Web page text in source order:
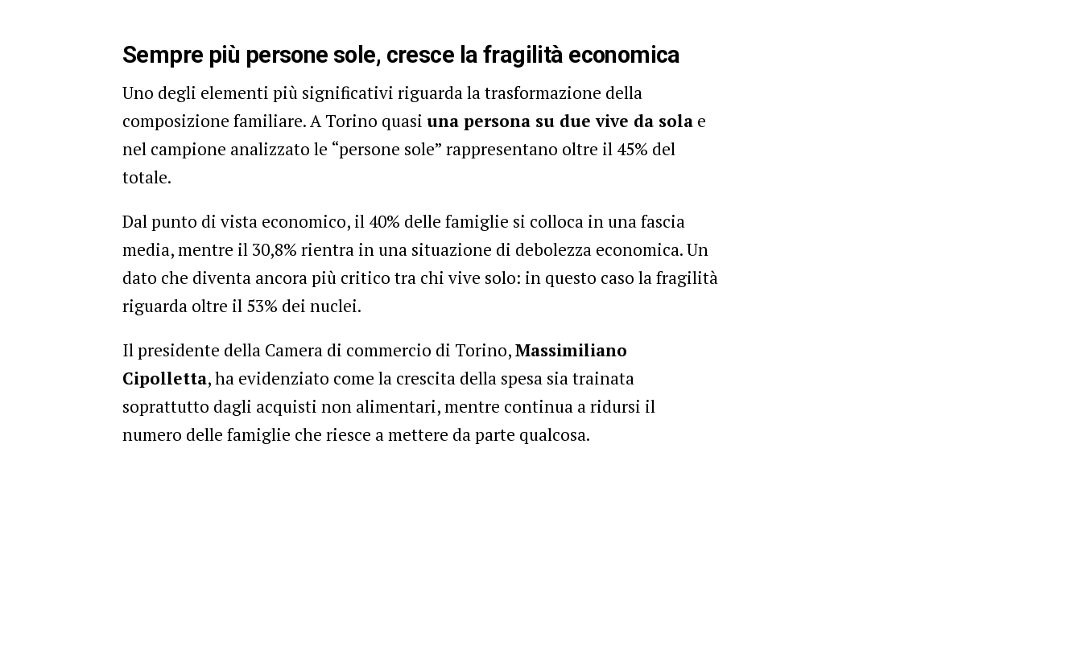
Sempre più persone sole, cresce la fragilità economica
Uno degli elementi più significativi riguarda la trasformazione della
composizione familiare. A Torino quasi una persona su due vive da sola e
nel campione analizzato le “persone sole” rappresentano oltre il 45% del
totale.
Dal punto di vista economico, il 40% delle famiglie si colloca in una fascia
media, mentre il 30,8% rientra in una situazione di debolezza economica. Un
dato che diventa ancora più critico tra chi vive solo: in questo caso la fragilità
riguarda oltre il 53% dei nuclei.
Il presidente della Camera di commercio di Torino,Massimiliano
Cipolletta, ha evidenziato come la crescita della spesa sia trainata
soprattutto dagli acquisti non alimentari, mentre continua a ridursi il
numero delle famiglie che riesce a mettere da parte qualcosa.